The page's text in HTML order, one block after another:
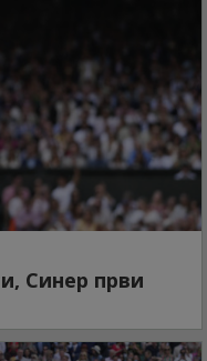
Синер први